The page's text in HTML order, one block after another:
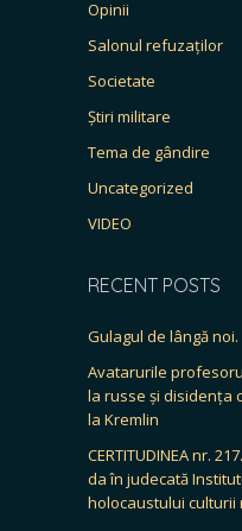
Opinii
Salonul refuzaților
Societate
Știri militare
Tema de gândire
Uncategorized
VIDEO
RECENT POSTS
Gulagul de lângă
Avatarurile
la russe și disidența
la Kremlin
CERTITUDINEA nr.
da în judecată
holocaustului culturii